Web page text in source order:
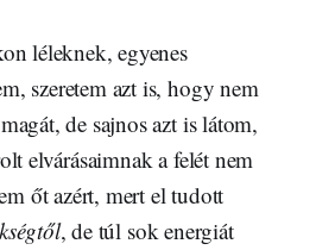
léleknek, egyenes
szeretem azt is, hogy nem
de sajnos azt is látom,
elvárásaimnak a felét nem
őt azért, mert el tudott
, de túl sok energiát